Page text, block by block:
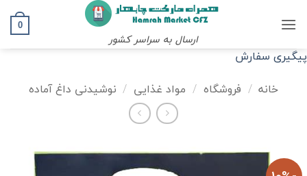
ارسال به سراسر کشور
0
پیگیری سفارش
خانه / فروشگاه / مواد غذایی / نوشیدنی داغ آماده